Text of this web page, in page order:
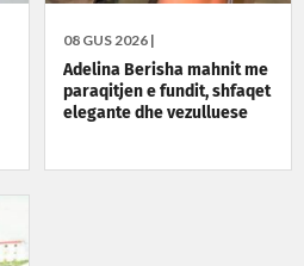
08 GUS 2026 |
Adelina Berisha mahnit me
paraqitjen e fundit, shfaqet
elegante dhe vezulluese